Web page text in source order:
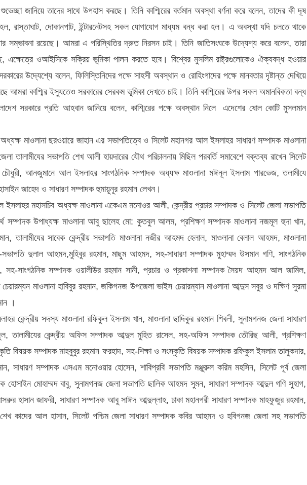
জানিয়ে তাদের সাথে উপহাস করছে। তিনি কাশ্মিরের বর্তমান অবস্থা বর্ণনা করে বলেন, তাদের কী দূষ
রাস্তাঘাট, দোকানপাট, ইন্টারনেটসহ সকল যোগাযোগ মাধ্যম বন্ধ করা হল। এ অবস্থা যদি চলতে থাকে
সম্ভাবনা রয়েছে। আমরা এ পরিস্থিতির দ্রুত নিরসন চাই। তিনি জাতিসংঘকে উদ্যেশ্য করে বলেন, তারা
এক্ষেত্রে ওআইসিকে সক্রিয় ভূমিকা পালন করতে হবে। বিশ্বের মুসলিম রাষ্ট্রগুলোকেও ঐক্যবদ্ধ হওয়ার
উদ্যেশ্যে বলেন, ফিলিস্তিনিদের পক্ষে সাহসী অবস্থান ও রোহিংগাদের পক্ষে মানবতার দৃষ্টান্ত দেখিয়ে
আমরা কাশ্মির ইস্যুতেও সরকারের সেরকম ভূমিকা দেখতে চাই। তিনি কাশ্মিরের উপর সকল অমানবিকতা বন্ধ
সরকারে প্রতি আহবান জানিয়ে বলেন, কাশ্মিরের পক্ষে অবস্থান নিলে এদেশের ষোল কোটি মুসলমান
মাওলানা ছরওয়ারে জাহান এর সভাপতিত্বে ও সিলেট মহানগর আল ইসলাহর সাধারণ সম্পাদক মাওলানা
তালামীযের সভাপতি শেখ আলী হায়দারের যৌথ পরিচালনায় মিছিল পরবর্তি সমাবেশে বক্তব্য রাখেন সিলেট
আনজুমানে আল ইসলাহর সাংগঠনিক সম্পাদক অধ্যক্ষ মাওলানা মঈনূল ইসলাম পারভেজ, তলামীযে
জাহেদ ও সাধারণ সম্পাদক হুমায়ূনূর রহমান লেখন।
মহাসচিব অধ্যক্ষ মাওলানা একেএম মনোওর আলী, কেন্দ্রীয় প্রচার সম্পাদক ও সিলেট জেলা সভাপতি
সম্পাদক উপাধ্যক্ষ মাওলানা আবু ছালেহ মো: কুতবুল আলম, প্রশিক্ষণ সম্পাদক মাওলানা নজমূল হুদা খান,
তালামীযের সাবেক কেন্দ্রীয় সভাপতি মাওলানা নজীর আহমদ হেলাল, মাওলানা বেলাল আহমদ, মাওলানা
দুলাল আহমদ,মুহিবুর রহমান, মাছুম আহমদ, সহ-সাধারণ সম্পাদক মুহাম্মদ উসমান গণি, সাংগঠনিক
সহ-সাংগঠনিক সম্পাদক ওয়ালীউর রহমান সানী, প্রচার ও প্রকাশনা সম্পাদক সৈয়দ আহমদ আল জামিল,
মাওলানা হাবিবুর রহমান, জকিগনজ উপজেলা ভাইস চেয়ারম্যান মাওলানা আব্দুস সবুর ও দক্ষিণ সুরমা
।
সদস্য মাওলানা রফিকুল ইসলাম খান, মাওলানা ছাদিকুর রহমান শিবলী, সুনামগনজ জেলা সাধারণ
তালামীযের কেন্দ্রীয় অফিস সম্পাদক আব্দুল মুহিত রাসেল, সহ-অফিস সম্পাদক তৌরিছ আলী, প্রশিক্ষণ
বিষয়ক সম্পাদক মাহবুবুর রহমান ফরহাদ, সহ-শিক্ষা ও সংস্কৃতি বিষয়ক সম্পাদক রফিকুল ইসলাম তালুকদার,
সাধারণ সম্পাদক এসএম মনোওয়ার হোসেন, শাবিপ্রবি সভাপতি মঞ্জুরুল করিম মহসিন, সিলেট পূর্ব জেলা
হোসাইন মোহাম্মদ বাবু, সুনামগনজ জেলা সভাপতি ছালিক আহমদ সুমন, সাধারণ সম্পাদক আব্দুল গণি সুহাগ,
হাসান জাফরী, সাধারণ সম্পাদক আবু সাঈদ আব্দুল্লাহ, ঢাকা মহানগরী সাধারণ সম্পাদক মাহফুজুর রহমান,
কাদের আল হাসান, সিলেট পশ্চিম জেলা সাধারণ সম্পাদক কবির আহমদ ও হবিগনজ জেলা সহ সভাপতি